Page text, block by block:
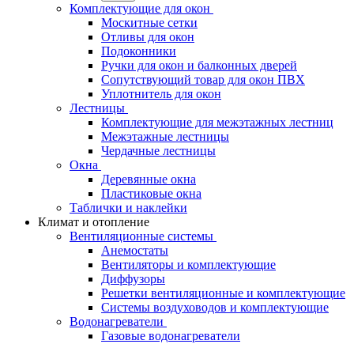
Комплектующие для окон
Москитные сетки
Отливы для окон
Подоконники
Ручки для окон и балконных дверей
Сопутствующий товар для окон ПВХ
Уплотнитель для окон
Лестницы
Комплектующие для межэтажных лестниц
Межэтажные лестницы
Чердачные лестницы
Окна
Деревянные окна
Пластиковые окна
Таблички и наклейки
Климат и отопление
Вентиляционные системы
Анемостаты
Вентиляторы и комплектующие
Диффузоры
Решетки вентиляционные и комплектующие
Системы воздуховодов и комплектующие
Водонагреватели
Газовые водонагреватели